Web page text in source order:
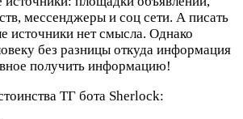
мессенджеры и соц сети. А писать
источники нет смысла. Однако
без разницы откуда информация
получить информацию!
ТГ бота Sherlock: